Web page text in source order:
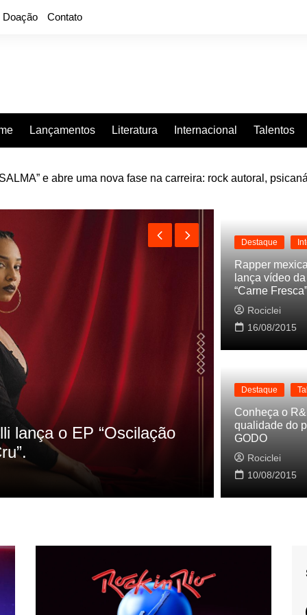
Doação Contato
Lançamentos Literatura Internacional Talentos
e abre uma nova fase na carreira: rock autoral,
“Projeção”, de 2010, nas plataformas digitais
referencias do clipe de
Destaque
Cynthia
Baleiro
Rociclei
Destaque
Rapper
lança vídeo
“Carne Fresca”
Rociclei
16/08/2015
Destaque
Conheça o
qualidade do
GODO
Rociclei
10/08/2015